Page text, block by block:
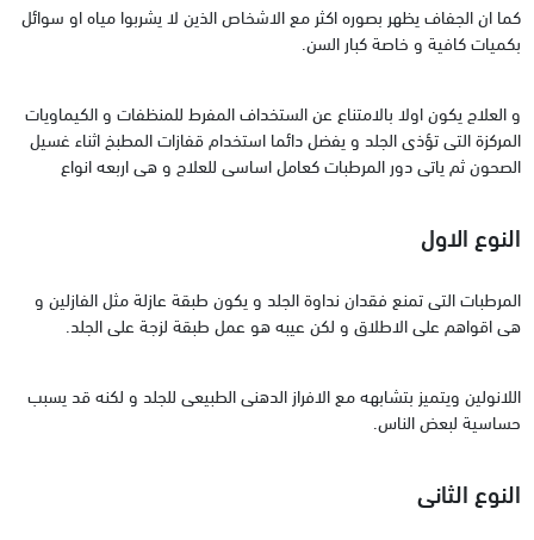
كما ان الجفاف يظهر بصوره اكثر مع الاشخاص الذين لا يشربوا مياه او سوائل
بكميات كافية و خاصة كبار السن.
و العلاج يكون اولا بالامتناع عن الستخداف المفرط للمنظفات و الكيماويات
المركزة التى تؤذى الجلد و يفضل دائما استخدام قفازات المطبخ اثناء غسيل
الصحون ثم ياتى دور المرطبات كعامل اساسى للعلاج و هى اربعه انواع
النوع الاول
المرطبات التى تمنع فقدان نداوة الجلد و يكون طبقة عازلة مثل الفازلين و
هى اقواهم على الاطلاق و لكن عيبه هو عمل طبقة لزجة على الجلد.
اللانولين ويتميز بتشابهه مع الافراز الدهنى الطبيعى للجلد و لكنه قد يسبب
حساسية لبعض الناس.
النوع الثانى